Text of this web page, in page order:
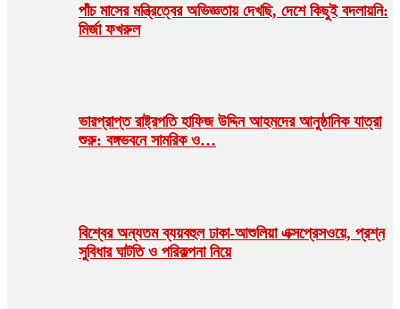
পাঁচ মাসের মন্ত্রিত্বের অভিজ্ঞতায় দেখছি, দেশে কিছুই বদলায়নি:
মির্জা ফখরুল
ভারপ্রাপ্ত রাষ্ট্রপতি হাফিজ উদ্দিন আহমদের আনুষ্ঠানিক যাত্রা
শুরু: বঙ্গভবনে সামরিক ও…
বিশ্বের অন্যতম ব্যয়বহুল ঢাকা-আশুলিয়া এক্সপ্রেসওয়ে, প্রশ্ন
সুবিধার ঘাটতি ও পরিকল্পনা নিয়ে